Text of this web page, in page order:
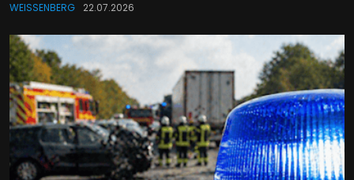
WEISSENBERG 22.07.2026